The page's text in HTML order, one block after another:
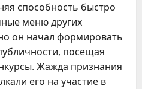
способность быстро
меню других
он начал формировать
посещая
Жажда признания
его на участие в